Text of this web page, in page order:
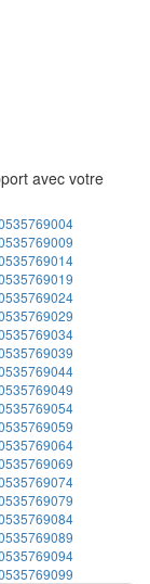
avec votre